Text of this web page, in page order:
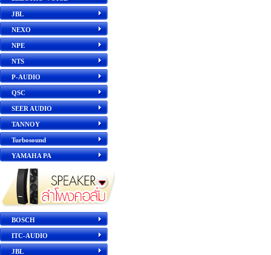
JBL
NEXO
NPE
NTS
P-AUDIO
QSC
SEER AUDIO
TANNOY
Turbosound
YAMAHA PA
BOSCH
ITC-AUDIO
JBL